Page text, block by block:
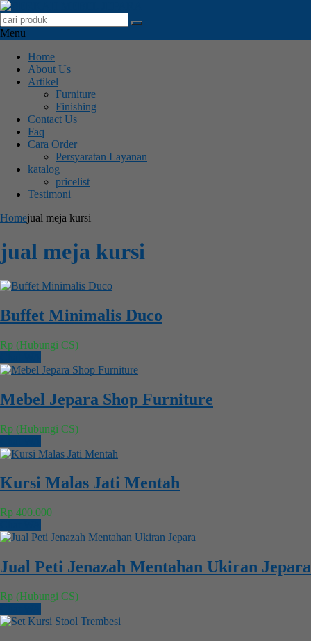
Menu
Home
About Us
Artikel
Furniture
Finishing
Contact Us
Faq
Cara Order
Persyaratan Layanan
katalog
pricelist
Testimoni
Homejual meja kursi
jual meja kursi
Buffet Minimalis Duco
Rp (Hubungi CS)
Mebel Jepara Shop Furniture
Rp (Hubungi CS)
Kursi Malas Jati Mentah
Rp 400.000
Jual Peti Jenazah Mentahan Ukiran Jepara
Rp (Hubungi CS)